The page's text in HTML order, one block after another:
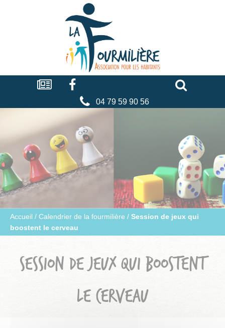
La
fourmilière
Actualités Facebook
04 79 59 90 56
Accueil / Calendrier de la fourmilière / Session de jeux qui
boostent le cerveau
SESSION DE JEUX QUI BOOSTENT
LE CERVEAU
Cookies management panel